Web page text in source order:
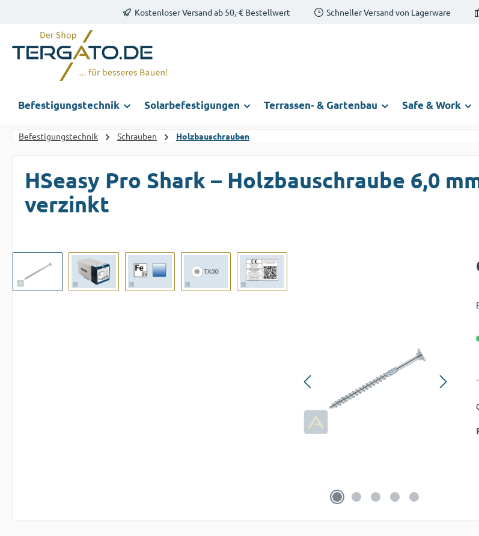
Zur Hauptnavigation springenKostenloser Versand ab 50,-€ Bestellwert Schneller Versand von Lagerware
Befestigungstechnik Solarbefestigungen Terrassen- & Gartenbau Safe & Work
Befestigungstechnik Schrauben Holzbauschrauben
HSeasy Pro Shark – Holzbauschraube 6,0
verzinkt
Bildergalerie überspringen